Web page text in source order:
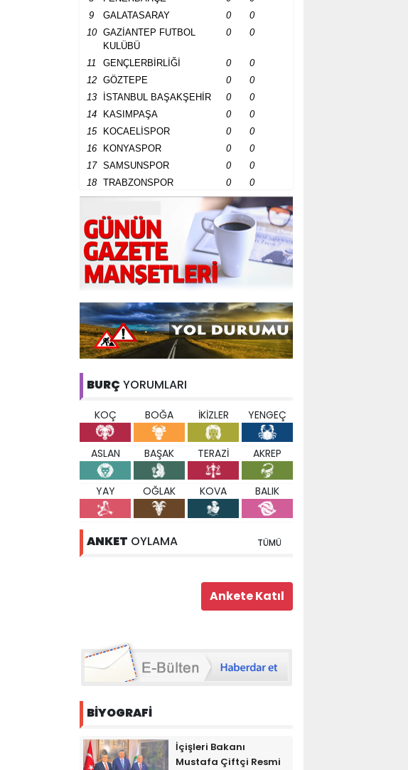
9
GALATASARAY 0
0
10
GAZİANTEP FUTBOL
KULÜBÜ
0 0
11 GENÇLERBİRLİĞİ 0
0
12
GÖZTEPE 0
0
13
İSTANBUL BAŞAKŞEHİR 0
0
14
KASIMPAŞA 0
0
15
KOCAELİSPOR 0
0
16
KONYASPOR 0
0
17
SAMSUNSPOR 0
0
18
TRABZONSPOR 0 0
BURÇ YORUMLARI
KOÇ BOĞA İKİZLER YENGEÇ
ASLAN BAŞAK TERAZİ AKREP
YAY OĞLAK KOVA BALIK
ANKET OYLAMA TÜMÜ
BİYOGRAFİ
İçişleri Bakanı
Mustafa Çiftçi Resmi